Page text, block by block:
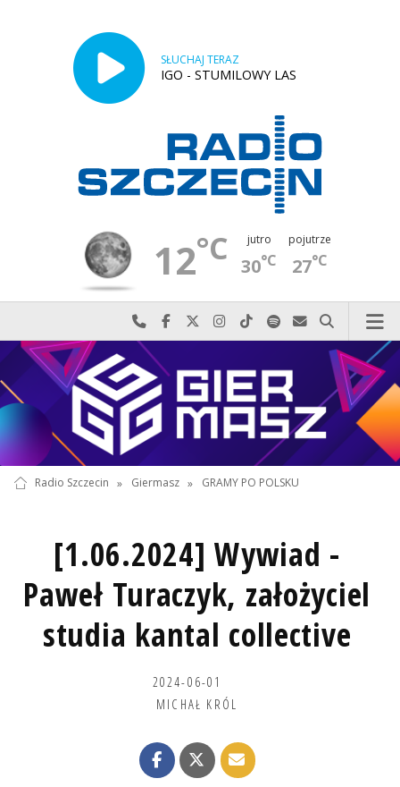
SŁUCHAJ TERAZ
IGO - STUMILOWY LAS
12°C jutro
30°C
pojutrze
27°C
Najlepiej po prostu do nas zadzwoń
Odwiedź nas na Facebook-u
Odwiedź nas na X
Odwiedź nas na Instagram-ie
Odwiedź nas na TikTok-u
Szukaj nas na Spotify
Wyślij do nas
Szukaj
Radio Szczecin » Giermasz » GRAMY PO POLSKU
[1.06.2024] Wywiad -
Paweł Turaczyk, założyciel
studia kantal collective
2024-06-01
MICHAŁ KRÓL